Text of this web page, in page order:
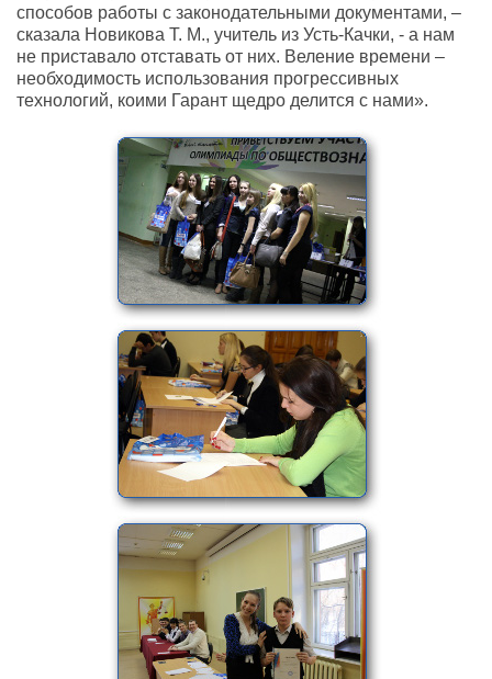
способов работы с законодательными документами, –
сказала Новикова Т. М., учитель из Усть-Качки, - а нам
не приставало отставать от них. Веление времени –
необходимость использования прогрессивных
технологий, коими Гарант щедро делится с нами».